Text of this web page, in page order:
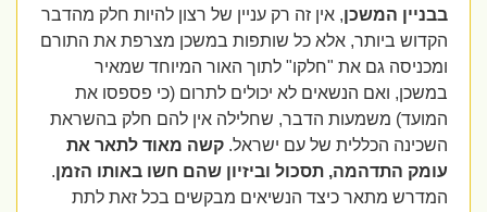
בבניין המשכן, אין זה רק עניין של רצון להיות חלק מהדבר
הקדוש ביותר, אלא כל שותפות במשכן מצרפת את התורם
ומכניסה גם את "חלקו" לתוך האור המיוחד שמאיר
במשכן, ואם הנשאים לא יכולים לתרום (כי פספסו את
המועד) משמעות הדבר, שחלילה אין להם חלק בהשראת
השכינה הכללית של עם ישראל.קשה מאוד לתאר את
עומק התדהמה, תסכול וביזיון שהם חשו באותו הזמן.
המדרש מתאר כיצד הנשיאים מבקשים בכל זאת לתת